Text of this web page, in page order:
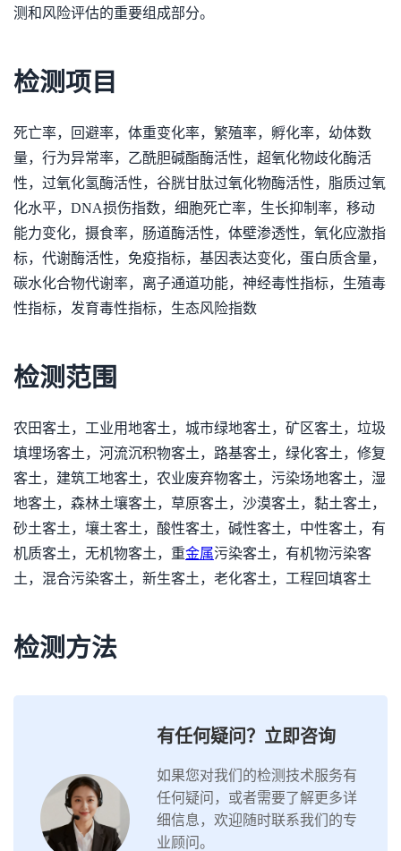
测和风险评估的重要组成部分。
检测项目
死亡率，回避率，体重变化率，繁殖率，孵化率，幼体数
量，行为异常率，乙酰胆碱酯酶活性，超氧化物歧化酶活
性，过氧化氢酶活性，谷胱甘肽过氧化物酶活性，脂质过氧
化水平，DNA损伤指数，细胞死亡率，生长抑制率，移动
能力变化，摄食率，肠道酶活性，体壁渗透性，氧化应激指
标，代谢酶活性，免疫指标，基因表达变化，蛋白质含量，
碳水化合物代谢率，离子通道功能，神经毒性指标，生殖毒
性指标，发育毒性指标，生态风险指数
检测范围
农田客土，工业用地客土，城市绿地客土，矿区客土，垃圾
填埋场客土，河流沉积物客土，路基客土，绿化客土，修复
客土，建筑工地客土，农业废弃物客土，污染场地客土，湿
地客土，森林土壤客土，草原客土，沙漠客土，黏土客土，
砂土客土，壤土客土，酸性客土，碱性客土，中性客土，有
机质客土，无机物客土，重金属污染客土，有机物污染客
土，混合污染客土，新生客土，老化客土，工程回填客土
检测方法
有任何疑问？立即咨询
如果您对我们的检测技术服务有
任何疑问，或者需要了解更多详
细信息，欢迎随时联系我们的专
业顾问。